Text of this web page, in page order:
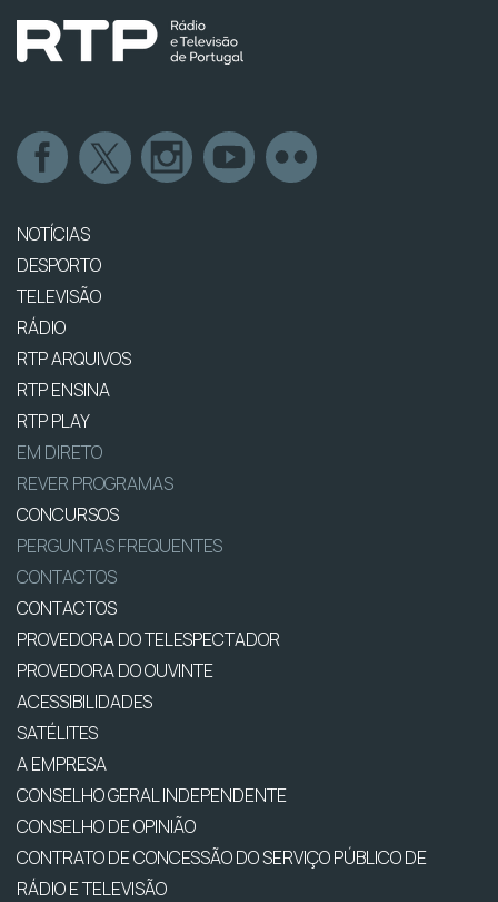
NOTÍCIAS
DESPORTO
TELEVISÃO
RÁDIO
RTP ARQUIVOS
RTP ENSINA
RTP PLAY
EM DIRETO
REVER PROGRAMAS
CONCURSOS
PERGUNTAS FREQUENTES
CONTACTOS
CONTACTOS
PROVEDORA DO TELESPECTADOR
PROVEDORA DO OUVINTE
ACESSIBILIDADES
SATÉLITES
A EMPRESA
CONSELHO GERAL INDEPENDENTE
CONSELHO DE OPINIÃO
CONTRATO DE CONCESSÃO DO SERVIÇO PÚBLICO DE
RÁDIO E TELEVISÃO